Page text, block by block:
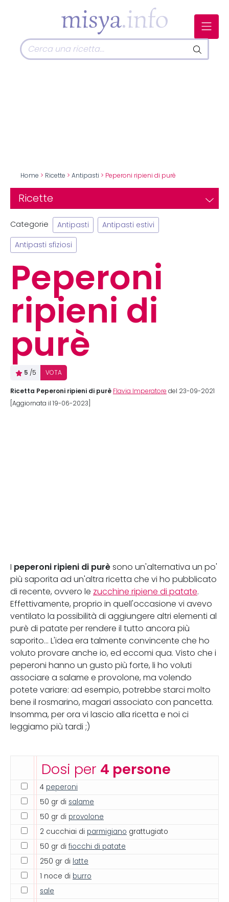
Home > Ricette > Antipasti > Peperoni ripieni di purè
Ricette
Categorie Antipasti Antipasti estivi
Antipasti sfiziosi
Peperoni
ripieni di
purè
5 /5 VOTA
Ricetta Peperoni ripieni di purè Flavia Imperatore del 23-09-2021
[Aggiornata il 19-06-2023]
I peperoni ripieni di purè sono un'alternativa un po'
più saporita ad un'altra ricetta che vi ho pubblicato
di recente, ovvero le zucchine ripiene di patate.
Effettivamente, proprio in quell'occasione vi avevo
ventilato la possibilità di aggiungere altri elementi al
purè di patate per rendere il tutto ancora più
saporito... L'idea era talmente convincente che ho
voluto provare anche io, ed eccomi qua. Visto che i
peperoni hanno un gusto più forte, li ho voluti
associare a salame e provolone, ma volendo
potete variare: ad esempio, potrebbe starci molto
bene il rosmarino, magari associato con pancetta.
Insomma, per ora vi lascio alla ricetta e noi ci
leggiamo più tardi ;)
Dosi per 4 persone
4 peperoni
50 gr di salame
50 gr di provolone
2 cucchiai di parmigiano grattugiato
50 gr di fiocchi di patate
250 gr di latte
1 noce di burro
sale